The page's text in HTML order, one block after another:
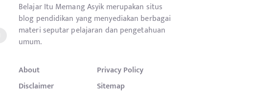
Belajar Itu Memang Asyik merupakan situs
blog pendidikan yang menyediakan berbagai
materi seputar pelajaran dan pengetahuan
umum.
About
Privacy Policy
Disclaimer
Sitemap